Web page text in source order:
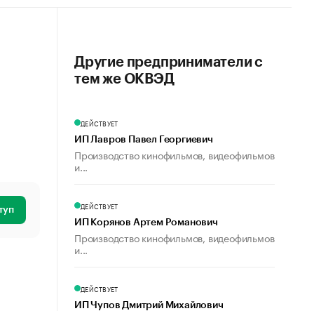
Другие предприниматели с
тем же ОКВЭД
ДЕЙСТВУЕТ
ИП Лавров Павел Георгиевич
Производство кинофильмов, видеофильмов
и...
ДЕЙСТВУЕТ
ИП Корянов Артем Романович
Производство кинофильмов, видеофильмов
и...
ДЕЙСТВУЕТ
ИП Чупов Дмитрий Михайлович